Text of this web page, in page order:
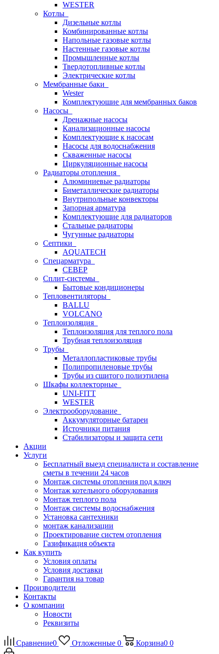
WESTER
Котлы
Дизельные котлы
Комбинированные котлы
Напольные газовые котлы
Настенные газовые котлы
Промышленные котлы
Твердотопливные котлы
Электрические котлы
Мембранные баки
Wester
Комплектуюшие для мембранных баков
Насосы
Дренажные насосы
Канализационные насосы
Комплектующие к насосам
Насосы для водоснабжения
Скваженные насосы
Циркуляционные насосы
Радиаторы отопления
Алюминиевые радиаторы
Биметаллические радиаторы
Внутрипольные конвекторы
Запорная арматура
Комплектующие для радиаторов
Стальные радиаторы
Чугунные радиаторы
Септики
AQUATECH
Спецарматура
СЕВЕР
Сплит-системы
Бытовые кондиционеры
Тепловентиляторы
BALLU
VOLCANO
Теплоизоляция
Теплоизоляция для теплого пола
Трубная теплоизоляция
Трубы
Металлопластиковые трубы
Полипропиленовые трубы
Трубы из сшитого полиэтилена
Шкафы коллекторные
UNI-FITT
WESTER
Электрооборудование
Аккумуляторные батареи
Источники питания
Стабилизаторы и защита сети
Акции
Услуги
Бесплатный выезд специалиста и составление
сметы в течении 24 часов
Монтаж системы отопления под ключ
Монтаж котельного оборудования
Монтаж теплого пола
Монтаж системы водоснабжения
Установка сантехники
монтаж канализации
Проектирование систем отопления
Газификация объекта
Как купить
Условия оплаты
Условия доставки
Гарантия на товар
Производители
Контакты
О компании
Новости
Реквизиты
Сравнение0 Отложенные 0 Корзина0 0